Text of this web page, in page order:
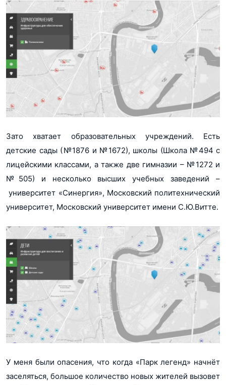
Зато хватает образовательных учреждений. Есть
детские сады (№1876 и №1672), школы (Школа №494 с
лицейскими классами, а также две гимназии – №1272 и
№505) и несколько высших учебных заведений –
университет «Синергия», Московский политехнический
университет, Московский университет имени С.Ю.Витте.
У меня были опасения, что когда «Парк легенд» начнёт
заселяться, большое количество новых жителей вызовет